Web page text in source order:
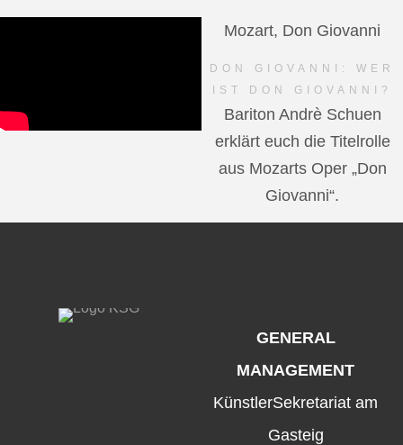
Mozart, Don Giovanni
DON GIOVANNI: WER
IST DON GIOVANNI?
Bariton Andrè Schuen
erklärt euch die Titelrolle
aus Mozarts Oper „Don
Giovanni“.
GENERAL
MANAGEMENT
KünstlerSekretariat am
Gasteig